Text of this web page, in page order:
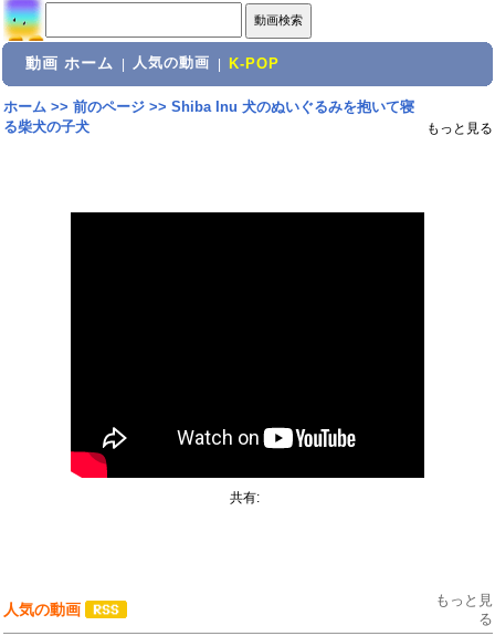
動画 ホーム 人気の動画 K-POP
ホーム>> 前のページ>> Shiba Inu 犬のぬいぐるみを抱いて寝
る柴犬の子犬
もっと見る
共有:
人気の動画
もっと見
る